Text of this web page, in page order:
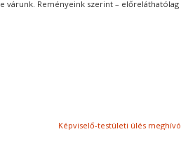
Reményeink szerint – előreláthatólag
Képviselő-testületi ülés meghívó